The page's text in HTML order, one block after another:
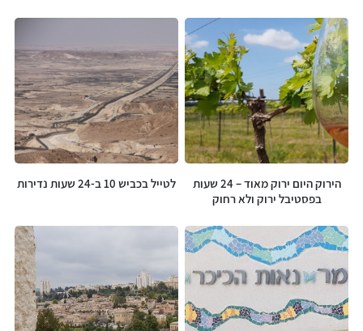
הירוק היום ירוק מאוד – 24 שעות
בפסטיבל ירוק ולא רחוק
לטייל בכביש 10 ב-24 שעות נדירות